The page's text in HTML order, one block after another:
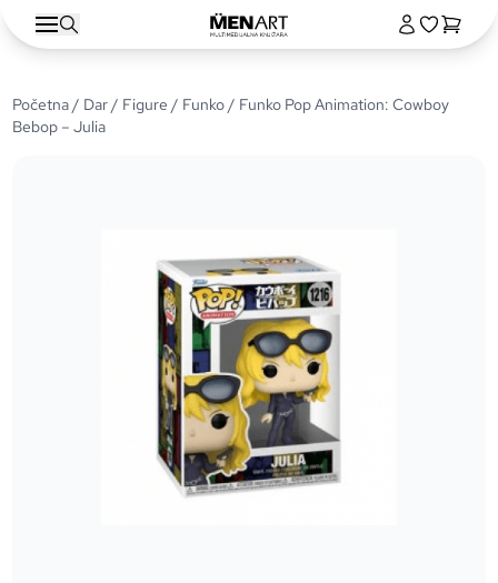
Početna/ Dar/ Figure / Funko/ Funko Pop Animation: Cowboy
Bebop – Julia